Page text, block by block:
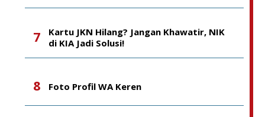
Kartu JKN Hilang? Jangan Khawatir, NIK
di KIA Jadi Solusi!
Foto Profil WA Keren